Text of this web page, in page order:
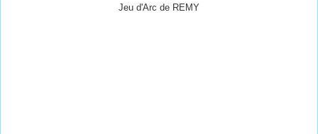
Jeu d'Arc de REMY